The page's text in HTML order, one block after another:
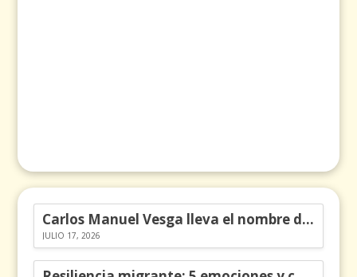
Carlos Manuel Vesga lleva el nombre de Colombia a los Emmy
JULIO 17, 2026